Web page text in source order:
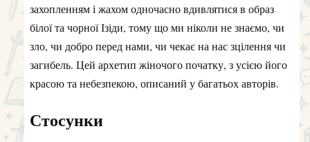
захопленням і жахом одночасно вдивлятися в образ
білої та чорної Ізіди, тому що ми ніколи не знаємо, чи
зло, чи добро перед нами, чи чекає на нас зцілення чи
загибель. Цей архетип жіночого початку, з усією його
красою та небезпекою, описаний у багатьох авторів.
Стосунки